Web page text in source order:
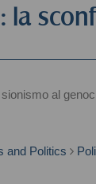
la
al
and Politics